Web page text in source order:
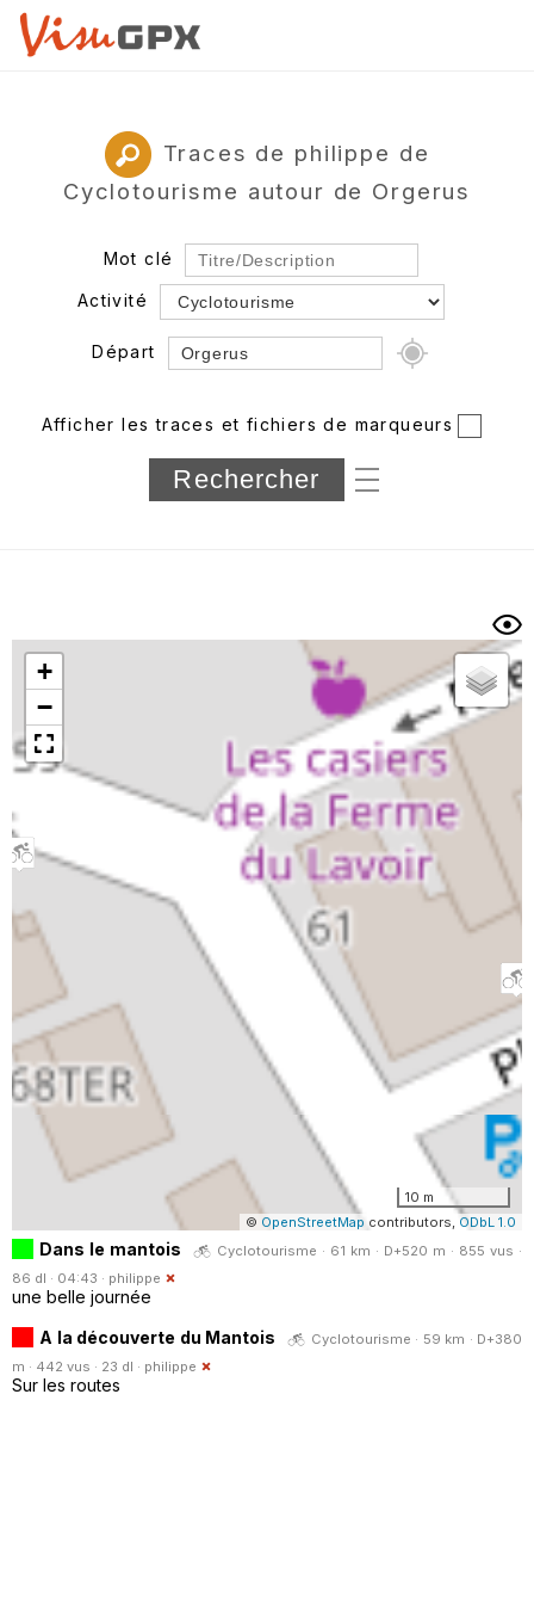
Traces de philippe de
Cyclotourisme autour de Orgerus
Mot clé
Activité
Départ
Département
Longueur min/max
Photos
Afficher les traces et fichiers de marqueurs
+
−
10 m
© OpenStreetMap contributors, ODbL 1.0
Dans le mantois
Cyclotourisme · 61 km · D+520 m · 855 vus ·
86 dl · 04:43 · philippe
une belle journée
A la découverte du Mantois
Cyclotourisme · 59 km · D+380
m · 442 vus · 23 dl · philippe
Sur les routes